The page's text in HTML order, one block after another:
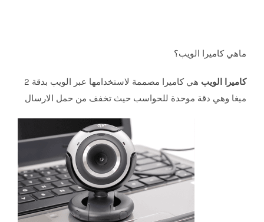
ماهي كاميرا الويب؟
كاميرا الويب
هي كاميرا مصممة لاستخدامها عبر الويب بدقة 2
ميغا وهي دقة موحدة للحواسب حيث تخفف من حمل الارسال